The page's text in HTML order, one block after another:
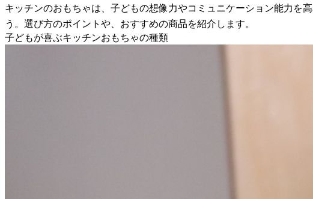
キッチンのおもちゃは、子どもの想像力やコミュニケーション能力を
う。選び方のポイントや、おすすめの商品を紹介します。
子どもが喜ぶキッチンおもちゃの種類